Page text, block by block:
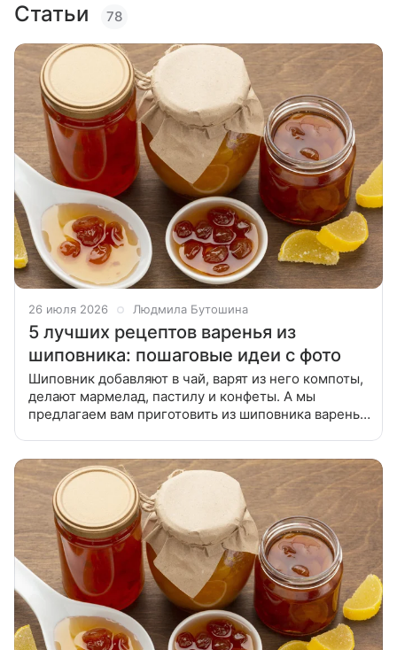
Статьи 78
26 июля 2026 Людмила Бутошина
5 лучших рецептов варенья из
шиповника: пошаговые идеи с фото
Шиповник добавляют в чай, варят из него компоты,
делают мармелад, пастилу и конфеты. А мы
предлагаем вам приготовить из шиповника варенье